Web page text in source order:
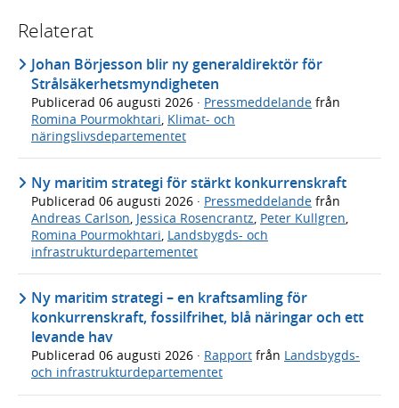
Relaterat
Johan Börjesson blir ny generaldirektör för
Strålsäkerhetsmyndigheten
Publicerad 06 augusti 2026 · Pressmeddelande från
Romina Pourmokhtari, Klimat- och
näringslivsdepartementet
Ny maritim strategi för stärkt konkurrenskraft
Publicerad 06 augusti 2026 · Pressmeddelande från
Andreas Carlson Jessica Rosencrantz Peter Kullgren
Romina Pourmokhtari Landsbygds- och
infrastrukturdepartementet
Ny maritim strategi – en kraftsamling för
konkurrenskraft, fossilfrihet, blå näringar och ett
levande hav
Publicerad 06 augusti 2026 · Rapport från Landsbygds-
och infrastrukturdepartementet